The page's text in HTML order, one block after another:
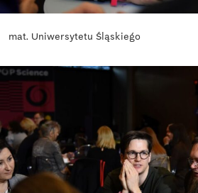
mat. Uniwersytetu Śląskiego